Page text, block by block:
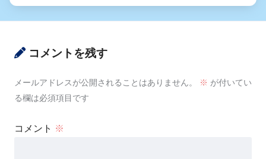
コメントを残す
メールアドレスが公開されることはありません。 ※ が付いてい
る欄は必須項目です
コメント ※